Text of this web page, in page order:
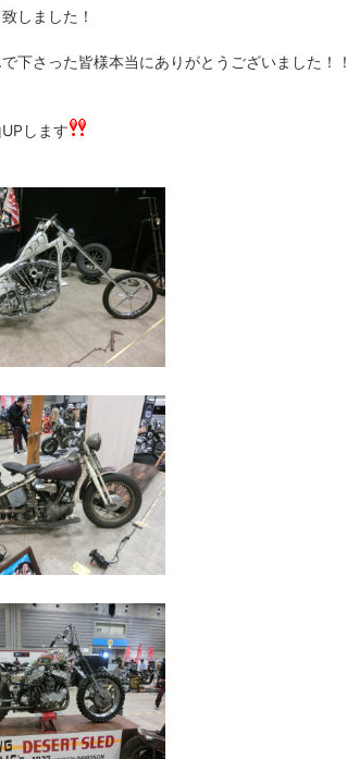
しました！
下さった皆様本当にありがとうございました！！
します